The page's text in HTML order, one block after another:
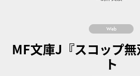
Web
MF文庫J『スコップ
ト